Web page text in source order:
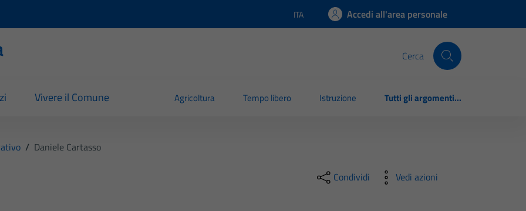
Lingua attiva:
ITA Accedi all'area personale
Cerca
Vivere il Comune Agricoltura Tempo libero Istruzione Tutti gli argomenti...
/ Daniele Cartasso
Condividi Vedi azioni